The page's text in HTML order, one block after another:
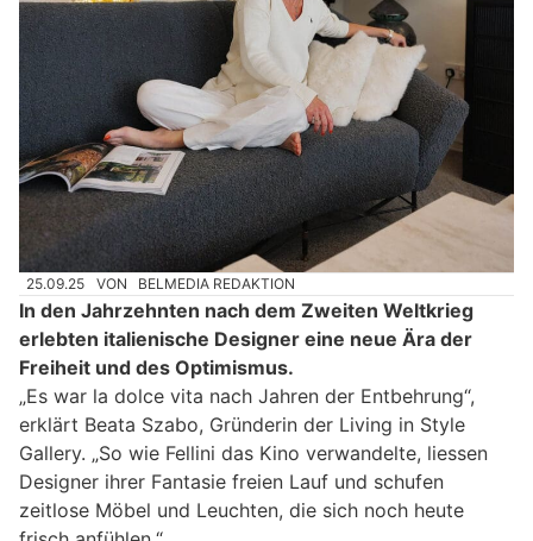
25.09.25 VON BELMEDIA REDAKTION
In den Jahrzehnten nach dem Zweiten Weltkrieg
erlebten italienische Designer eine neue Ära der
Freiheit und des Optimismus.
„Es war la dolce vita nach Jahren der Entbehrung“,
erklärt Beata Szabo, Gründerin der Living in Style
Gallery. „So wie Fellini das Kino verwandelte, liessen
Designer ihrer Fantasie freien Lauf und schufen
zeitlose Möbel und Leuchten, die sich noch heute